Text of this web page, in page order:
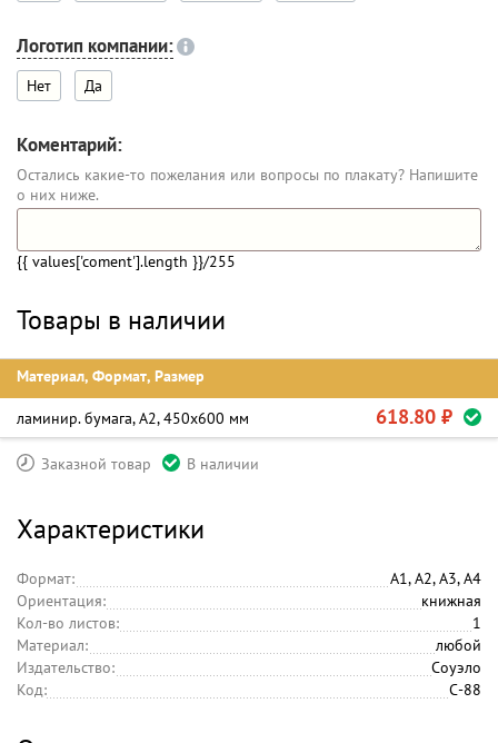
Логотип компании:
Нет Да
Коментарий:
Остались какие-то пожелания или вопросы по плакату? Напишите
о них ниже.
{{ values['coment'].length }}/255
Товары в наличии
Материал, Формат, Размер
ламинир. бумага, А2, 450х600 мм 618.80 ₽
Заказной товар В наличии
Характеристики
Формат:
А1, А2, А3, А4
Ориентация:
книжная
Кол-во листов:
1
Материал:
любой
Издательство:
Соуэло
Код:
С-88